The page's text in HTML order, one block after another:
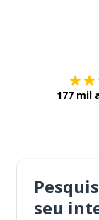
177 mil
seu